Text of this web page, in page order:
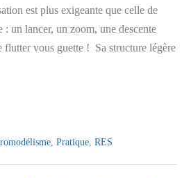
est plus exigeante que celle de
: un lancer, un zoom, une descente
vous guette ! Sa structure légère
Pratique RES